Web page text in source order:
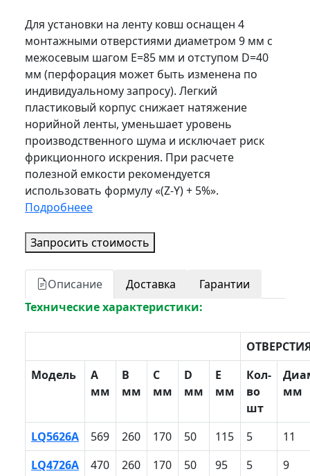
Для установки на ленту ковш оснащен 4
монтажными отверстиями диаметром 9 мм с
межосевым шагом E=85 мм и отступом D=40
мм (перфорация может быть изменена по
индивидуальному запросу). Легкий
пластиковый корпус снижает натяжение
норийной ленты, уменьшает уровень
производственного шума и исключает риск
фрикционного искрения. При расчете
полезной емкости рекомендуется
использовать формулу «(Z-Y) + 5%».
Подробнеее
Запросить стоимость
Описание Доставка
Гарантии
Технические характеристики:
Модель
A
мм
B
мм
С
мм
D
мм
E
мм
Кол-
во
шт
мм
LQ5626A 569 260 170 50 115 5
11
LQ4726A
470 260 170 50 95 5
9